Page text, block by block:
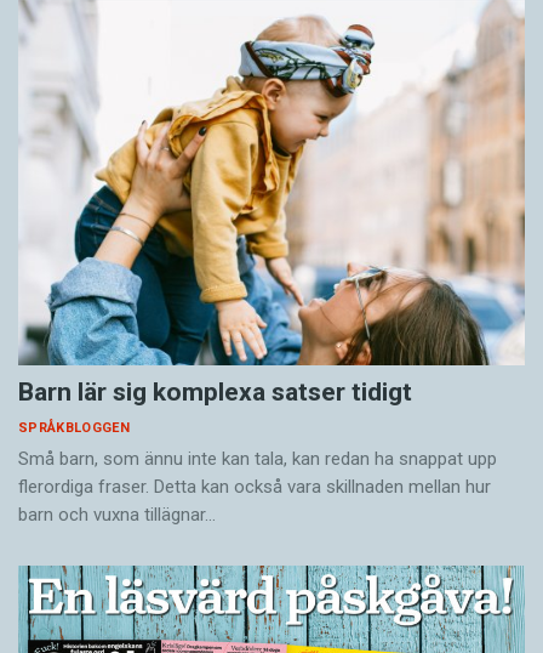
Barn lär sig komplexa satser tidigt
SPRÅKBLOGGEN
Små barn, som ännu inte kan tala, kan redan ha snappat upp
flerordiga fraser. Detta kan också vara skillnaden mellan hur
barn och vuxna tillägnar…